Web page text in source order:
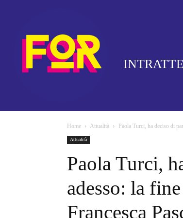
Home Attualità Paola Turci, ha deciso di
Attualità
Paola Turci,
adesso: la
Francesca